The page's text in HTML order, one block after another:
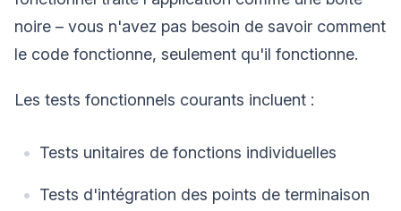
noire – vous n'avez pas besoin de savoir comment
le code fonctionne, seulement qu'il fonctionne.
Les tests fonctionnels courants incluent :
Tests unitaires de fonctions individuelles
Tests d'intégration des points de terminaison